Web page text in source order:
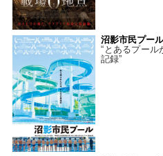
沼影市民プー
“とあるプー
記録”